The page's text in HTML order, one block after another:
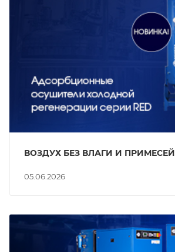
05.06.2026
ВОЗДУХ БЕЗ ВЛАГИ И ПРИМЕСЕЙ